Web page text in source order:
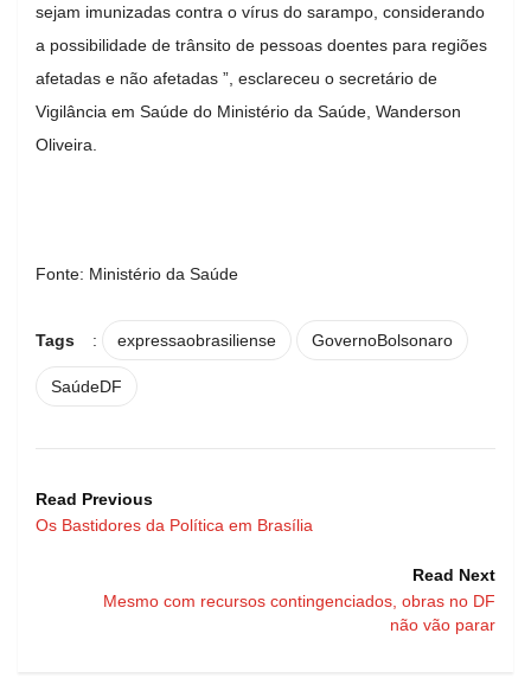
sejam imunizadas contra o vírus do sarampo, considerando
a possibilidade de trânsito de pessoas doentes para regiões
afetadas e não afetadas ”, esclareceu o secretário de
Vigilância em Saúde do Ministério da Saúde, Wanderson
Oliveira.
Fonte: Ministério da Saúde
Tags : expressaobrasiliense GovernoBolsonaro
SaúdeDF
Read Previous
Os Bastidores da Política em Brasília
Read Next
Mesmo com recursos contingenciados, obras no DF
não vão parar